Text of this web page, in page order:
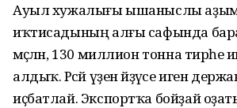
Ауыл хужалығы ышаныслы
иҡтисадының алғы сафында
мәҫәлән, 130 миллион тонна
алдыҡ. Рәсәй үҙен әйҙәүсе иген
иҫбатлай. Экспортҡа бойҙай